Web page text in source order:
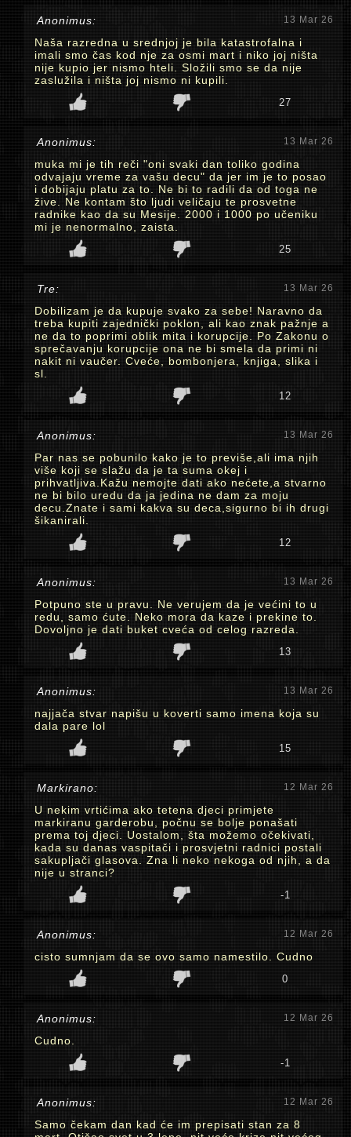
Anonimus: 13 Mar 26
Naša razredna u srednjoj je bila katastrofalna i
imali smo čas kod nje za osmi mart i niko joj ništa
nije kupio jer nismo hteli. Složili smo se da nije
zaslužila i ništa joj nismo ni kupili.
27
Anonimus: 13 Mar 26
muka mi je tih reči "oni svaki dan toliko godina
odvajaju vreme za vašu decu" da jer im je to posao
i dobijaju platu za to. Ne bi to radili da od toga ne
žive. Ne kontam što ljudi veličaju te prosvetne
radnike kao da su Mesije. 2000 i 1000 po učeniku
mi je nenormalno, zaista.
25
Tre: 13 Mar 26
Dobilizam je da kupuje svako za sebe! Naravno da
treba kupiti zajednički poklon, ali kao znak pažnje a
ne da to poprimi oblik mita i korupcije. Po Zakonu o
sprečavanju korupcije ona ne bi smela da primi ni
nakit ni vaučer. Cveće, bombonjera, knjiga, slika i
sl.
12
Anonimus: 13 Mar 26
Par nas se pobunilo kako je to previše,ali ima njih
više koji se slažu da je ta suma okej i
prihvatljiva.Kažu nemojte dati ako nećete,a stvarno
ne bi bilo uredu da ja jedina ne dam za moju
decu.Znate i sami kakva su deca,sigurno bi ih drugi
šikanirali.
12
Anonimus: 13 Mar 26
Potpuno ste u pravu. Ne verujem da je većini to u
redu, samo ćute. Neko mora da kaze i prekine to.
Dovoljno je dati buket cveća od celog razreda.
13
Anonimus: 13 Mar 26
najjača stvar napišu u koverti samo imena koja su
dala pare lol
15
Markirano: 12 Mar 26
U nekim vrtićima ako tetena djeci primjete
markiranu garderobu, počnu se bolje ponašati
prema toj djeci. Uostalom, šta možemo očekivati,
kada su danas vaspitači i prosvjetni radnici postali
sakupljači glasova. Zna li neko nekoga od njih, a da
nije u stranci?
-1
Anonimus: 12 Mar 26
cisto sumnjam da se ovo samo namestilo. Cudno
0
Anonimus: 12 Mar 26
Cudno.
-1
Anonimus: 12 Mar 26
Samo čekam dan kad će im prepisati stan za 8